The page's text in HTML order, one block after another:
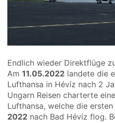
Endlich wieder Direktflüge
Am 11.05.2022 landete die
Lufthansa in Hévíz nach 2
Ungarn Reisen charterte
Lufthansa, welche die
2022 nach Bad Hévíz flog.